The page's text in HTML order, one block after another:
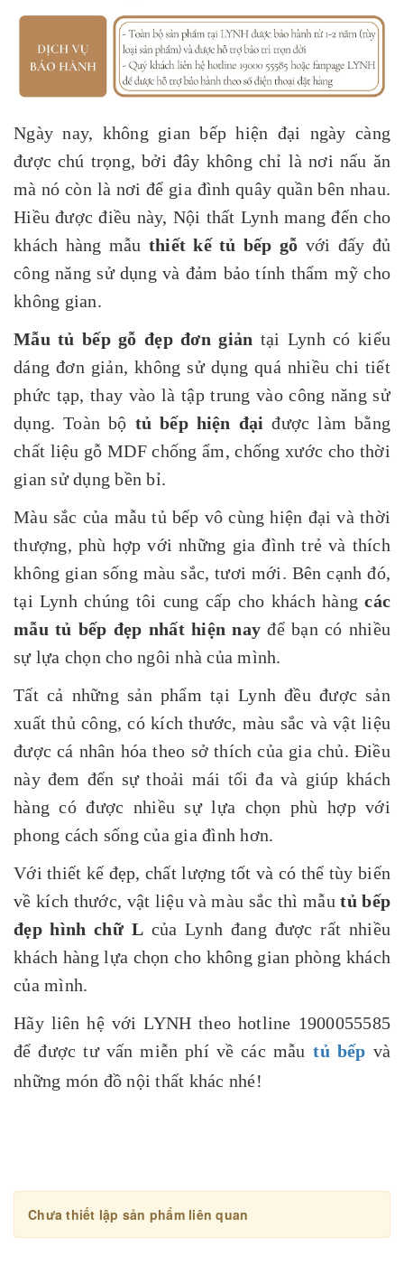
Ngày nay, không gian bếp hiện đại ngày càng
được chú trọng, bởi đây không chỉ là nơi nấu ăn
mà nó còn là nơi để gia đình quây quần bên nhau.
Hiều được điều này, Nội thất Lynh mang đến cho
khách hàng mẫu thiết kế tủ bếp gỗ với đấy đủ
công năng sử dụng và đảm bảo tính thẩm mỹ cho
không gian.
Mẫu tủ bếp gỗ đẹp đơn giản tại Lynh có kiểu
dáng đơn giản, không sử dụng quá nhiều chi tiết
phức tạp, thay vào là tập trung vào công năng sử
dụng. Toàn bộ tủ bếp hiện đại được làm bằng
chất liệu gỗ MDF chống ẩm, chống xước cho thời
gian sử dụng bền bỉ.
Màu sắc của mẫu tủ bếp vô cùng hiện đại và thời
thượng, phù hợp với những gia đình trẻ và thích
không gian sống màu sắc, tươi mới. Bên cạnh đó,
tại Lynh chúng tôi cung cấp cho khách hàngcác
mẫu tủ bếp đẹp nhất hiện nay để bạn có nhiều
sự lựa chọn cho ngôi nhà của mình.
Tất cả những sản phẩm tại Lynh đều được sản
xuất thủ công, có kích thước, màu sắc và vật liệu
được cá nhân hóa theo sở thích của gia chủ. Điều
này đem đến sự thoải mái tối đa và giúp khách
hàng có được nhiều sự lựa chọn phù hợp với
phong cách sống của gia đình hơn.
Với thiết kế đẹp, chất lượng tốt và có thể tùy biến
về kích thước, vật liệu và màu sắc thì mẫutủ bếp
đẹp hình chữ Lcủa Lynh đang được rất nhiều
khách hàng lựa chọn cho không gian phòng khách
của mình.
Hãy liên hệ với LYNH theo hotline 1900055585
để được tư vấn miễn phí về các mẫu tủ bếp và
những món đồ nội thất khác nhé!
Chưa thiết lập sản phẩm liên quan